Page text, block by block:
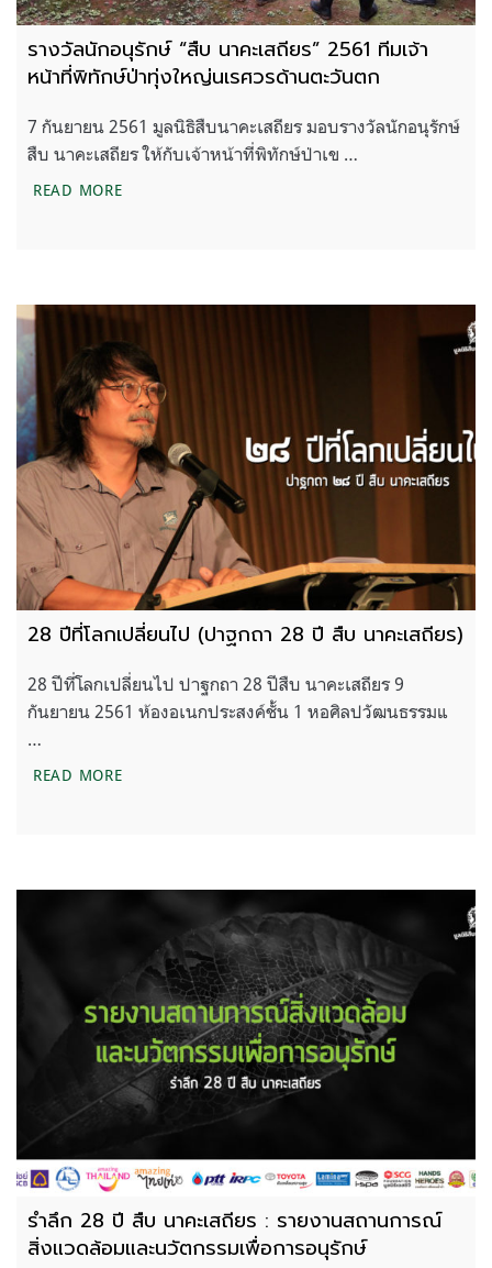
รางวัลนักอนุรักษ์ “สืบ นาคะเสถียร” 2561 ทีมเจ้า
หน้าที่พิทักษ์ป่าทุ่งใหญ่นเรศวรด้านตะวันตก
7 กันยายน 2561 มูลนิธิสืบนาคะเสถียร มอบรางวัลนักอนุรักษ์
สืบ นาคะเสถียร ให้กับเจ้าหน้าที่พิทักษ์ป่าเข …
READ MOREรางวัลนักอนุรักษ์ “สืบ นาคะเสถียร” 2561 ทีมเจ้าหน้
28 ปีที่โลกเปลี่ยนไป (ปาฐกถา 28 ปี สืบ นาคะเสถียร)
28 ปีที่โลกเปลี่ยนไป ปาฐกถา 28 ปีสืบ นาคะเสถียร 9
กันยายน 2561 ห้องอเนกประสงค์ชั้น 1 หอศิลปวัฒนธรรมแ
…
READ MORE28 ปีที่โลกเปลี่ยนไป (ปาฐกถา 28 ปี สืบ นาคะเสถียร)
รำลึก 28 ปี สืบ นาคะเสถียร : รายงานสถานการณ์
สิ่งแวดล้อมและนวัตกรรมเพื่อการอนุรักษ์